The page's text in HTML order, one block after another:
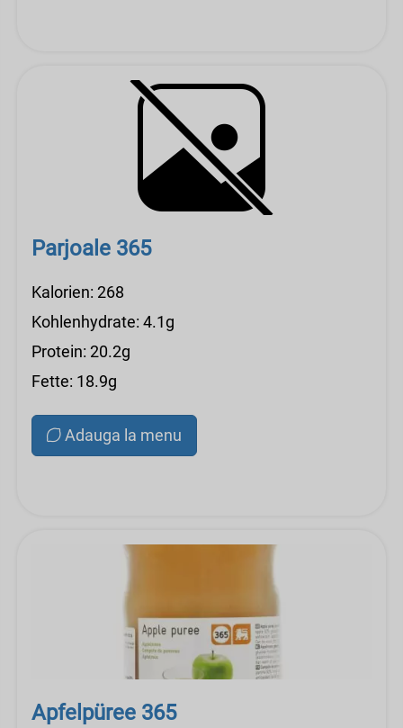
Parjoale 365
Kalorien: 268
Kohlenhydrate: 4.1g
Protein: 20.2g
Fette: 18.9g
Adauga la menu
Apfelpüree 365